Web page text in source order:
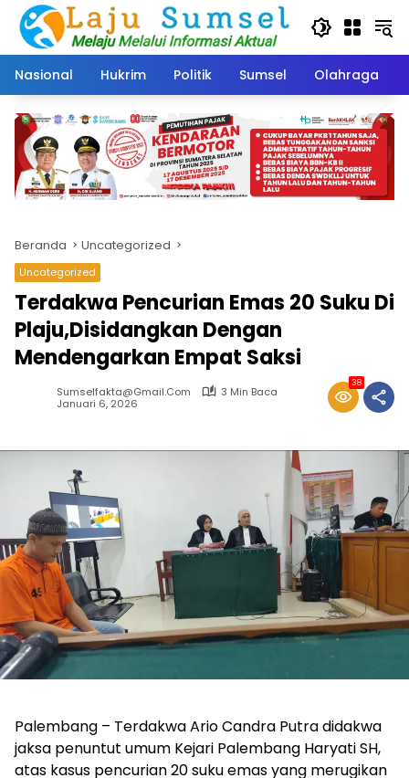
Langsung
konten
Nasional
Hukrim Politik Sumsel Olahraga
Beranda Uncategorized
Uncategorized
Terdakwa Pencurian Emas 20 Suku Di
Plaju,Disidangkan Dengan
Mendengarkan Empat Saksi
Sumselfakta@gmail.com
3 Min Baca
Januari 6, 2026
38
Palembang – Terdakwa Ario Candra Putra didakwa
jaksa penuntut umum Kejari Palembang Haryati SH,
atas kasus pencurian 20 suku emas yang merugikan